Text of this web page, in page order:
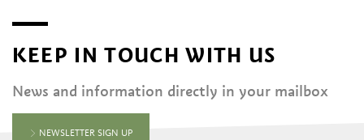
KEEP IN TOUCH WITH US
News and information directly in your mailbox
NEWSLETTER SIGN UP